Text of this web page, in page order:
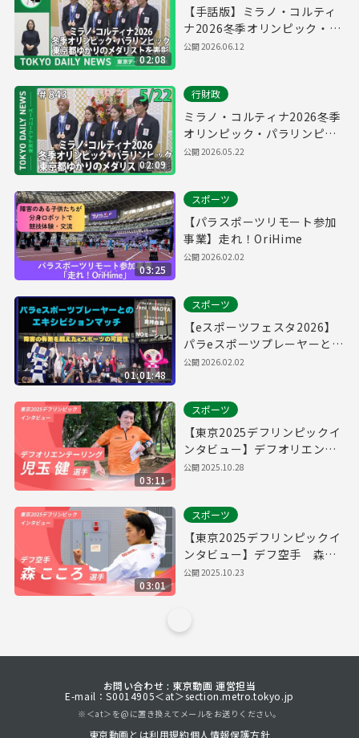
02:08
【手話版】ミラノ・コルティ
ナ2026冬季オリンピック・パ
ラリンピック 東京都ゆかりの
No.843）
公開2026.06.12
02:09
行財政
ミラノ・コルティナ2026冬季
オリンピック・パラリンピッ
ク 東京都ゆかりのメダリスト
公開2026.05.22
03:25
スポーツ
【パラスポーツリモート参加
事業】走れ！OriHime
公開2026.02.02
01:01:48
スポーツ
【eスポーツフェスタ2026】
パラeスポーツプレーヤーとの
エキシビションマッチ
公開2026.02.02
03:11
スポーツ
【東京2025デフリンピックイ
ンタビュー】デフオリエンテ
ーリング 児玉健選手
公開2025.10.28
03:01
スポーツ
【東京2025デフリンピックイ
ンタビュー】デフ空手 森こ
ころ選手
公開2025.10.23
お問い合わせ : 東京動画 運営担当
E-mail：S0014905＜at＞section.metro.tokyo.jp
※＜at＞を@に置き換えてメールをお送りください。
東京動画とは利用規約個人情報保護方針